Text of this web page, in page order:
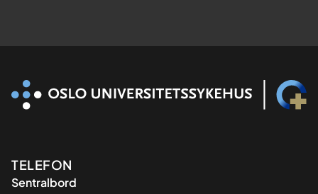
Kontaktinformasjon
TELEFON
Sentralbord